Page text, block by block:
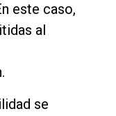
este caso,
al
se